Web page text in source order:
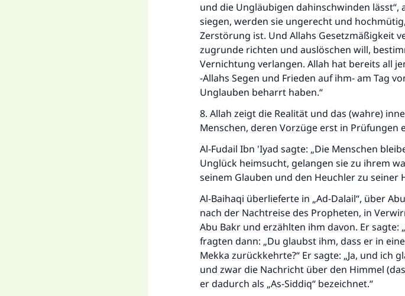
und die Ungläubigen dahinschwinden
siegen, werden sie ungerecht und
Zerstörung ist. Und Allahs Gesetzmäßigkeit
zugrunde richten und auslöschen will,
Vernichtung verlangen. Allah hat bereits all
-Allahs Segen und Frieden auf ihm- am Tag
Unglauben beharrt haben.“
8. Allah zeigt die Realität und das (wahre)
Menschen, deren Vorzüge erst in Prüfungen
Al-Fudail Ibn 'Iyad sagte: „Die Menschen
Unglück heimsucht, gelangen sie zu ihrem
seinem Glauben und den Heuchler zu seiner
Al-Baihaqi überlieferte in „Ad-Dalail“, über
nach der Nachtreise des Propheten, in
Abu Bakr und erzählten ihm davon. Er sagte:
fragten dann: „Du glaubst ihm, dass er in
Mekka zurückkehrte?“ Er sagte: „Ja, und ich
und zwar die Nachricht über den Himmel
er dadurch als „As-Siddiq“ bezeichnet.“